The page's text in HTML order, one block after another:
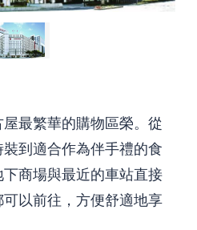
最繁華的購物區榮。從
到適合作為伴手禮的食
商場與最近的車站直接
以前往，方便舒適地享